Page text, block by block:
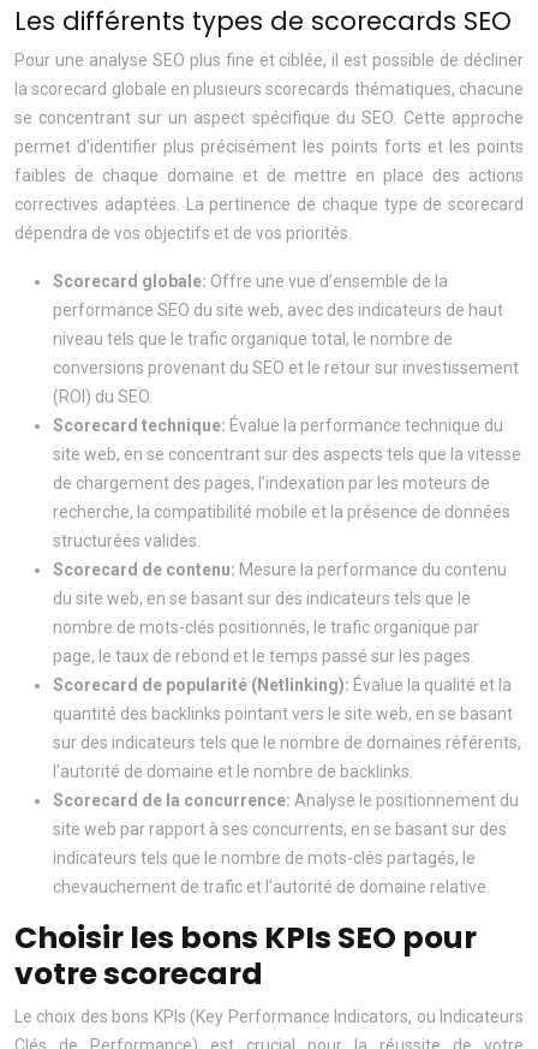
Les différents types de scorecards SEO
Pour une analyse SEO plus fine et ciblée, il est possible de décliner
la scorecard globale en plusieurs scorecards thématiques, chacune
se concentrant sur un aspect spécifique du SEO. Cette approche
permet d’identifier plus précisément les points forts et les points
faibles de chaque domaine et de mettre en place des actions
correctives adaptées. La pertinence de chaque type de scorecard
dépendra de vos objectifs et de vos priorités.
Scorecard globale: Offre une vue d’ensemble de la
performance SEO du site web, avec des indicateurs de haut
niveau tels que le trafic organique total, le nombre de
conversions provenant du SEO et le retour sur investissement
(ROI) du SEO.
Scorecard technique: Évalue la performance technique du
site web, en se concentrant sur des aspects tels que la vitesse
de chargement des pages, l’indexation par les moteurs de
recherche, la compatibilité mobile et la présence de données
structurées valides.
Scorecard de contenu: Mesure la performance du contenu
du site web, en se basant sur des indicateurs tels que le
nombre de mots-clés positionnés, le trafic organique par
page, le taux de rebond et le temps passé sur les pages.
Scorecard de popularité (Netlinking): Évalue la qualité et la
quantité des backlinks pointant vers le site web, en se basant
sur des indicateurs tels que le nombre de domaines référents,
l’autorité de domaine et le nombre de backlinks.
Scorecard de la concurrence: Analyse le positionnement du
site web par rapport à ses concurrents, en se basant sur des
indicateurs tels que le nombre de mots-clés partagés, le
chevauchement de trafic et l’autorité de domaine relative.
Choisir les bons KPIs SEO pour
votre scorecard
Le choix des bons KPIs (Key Performance Indicators, ou Indicateurs